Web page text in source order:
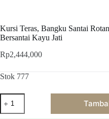
Kursi Teras, Bangku Santai
Bersantai Kayu Jati
Rp2,444,000
Stok 777
Kuantitas
Kursi
Teras,